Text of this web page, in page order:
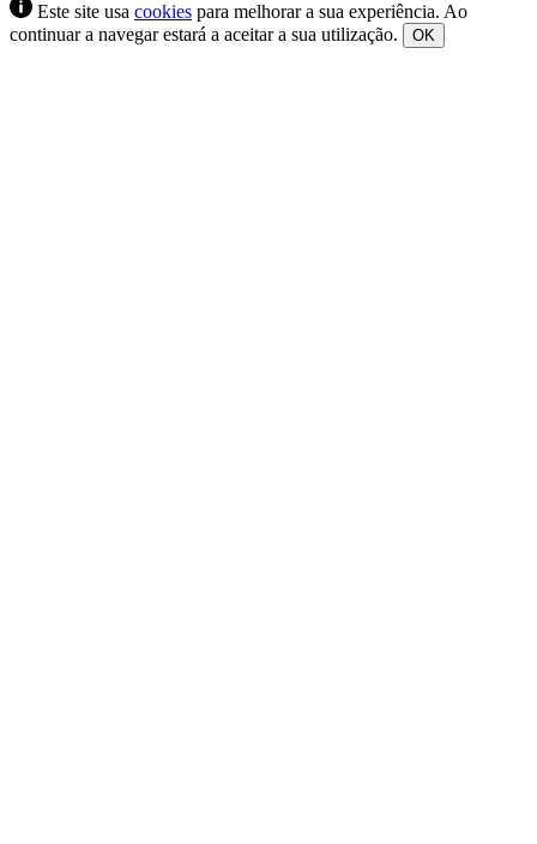
Este site usa cookies para melhorar a sua experiência. Ao
continuar a navegar estará a aceitar a sua utilização.
OK